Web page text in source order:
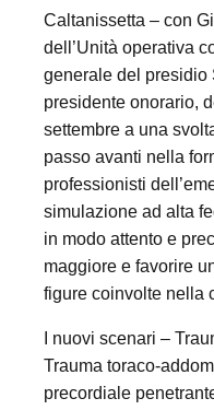
Caltanissetta – con
dell’Unità operativa
generale del presidio
presidente onorario,
settembre a una
passo avanti nella
professionisti
simulazione ad alta
in modo attento e
maggiore e favorire
figure coinvolte nella
I nuovi scenari –
Trauma
precordiale